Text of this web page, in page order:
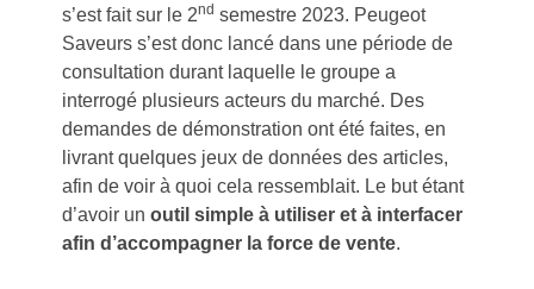
s’est fait sur le 2nd semestre 2023. Peugeot
Saveurs s’est donc lancé dans une période de
consultation durant laquelle le groupe a
interrogé plusieurs acteurs du marché. Des
demandes de démonstration ont été faites, en
livrant quelques jeux de données des articles,
afin de voir à quoi cela ressemblait. Le but étant
d’avoir un outil simple à utiliser et à interfacer
afin d’accompagner la force de vente.